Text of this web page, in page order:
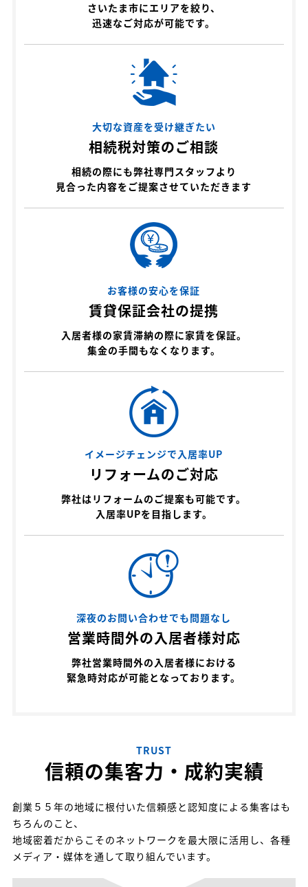
さいたま市にエリアを絞り、
迅速なご対応が可能です。
大切な資産を受け継ぎたい
相続税対策のご相談
相続の際にも弊社専門スタッフより
見合った内容をご提案させていただきます
お客様の安心を保証
賃貸保証会社の提携
入居者様の家賃滞納の際に家賃を保証。
集金の手間もなくなります。
イメージチェンジで入居率UP
リフォームのご対応
弊社はリフォームのご提案も可能です。
入居率UPを目指します。
深夜のお問い合わせでも問題なし
営業時間外の入居者様対応
弊社営業時間外の入居者様における
緊急時対応が可能となっております。
TRUST
信頼の集客力・成約実績
創業５５年の地域に根付いた信頼感と認知度による集客はも
ちろんのこと、
地域密着だからこそのネットワークを最大限に活用し、各種
メディア・媒体を通して取り組んでいます。